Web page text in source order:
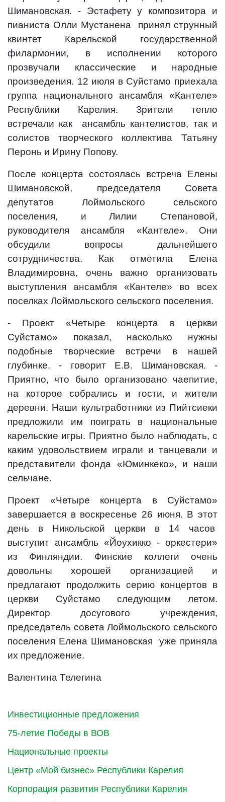
Инвестиционные предложения
75-летие Победы в ВОВ
Национальные проекты
Центр «Мой бизнес» Республики Карелия
Корпорация развития Республики Карелия
Шимановская. - Эстафету у композитора и
пианиста Олли Мустанена
принял струнный
квинтет Карельской государственной
филармонии, в исполнении которого
прозвучали классические и народные
произведения. 12 июля в Суйстамо приехала
группа национального ансамбля «Кантеле»
Республики Карелия. Зрители тепло
встречали как
ансамбль кантелистов, так и
солистов творческого коллектива Татьяну
Перонь и Ирину Попову.
После концерта состоялась встреча Елены
Шимановской, председателя Совета
депутатов Лоймольского сельского
поселения, и Лилии Степановой,
руководителя ансамбля «Кантеле». Они
обсудили вопросы дальнейшего
сотрудничества. Как отметила Елена
Владимировна, очень важно организовать
выступления ансамбля «Кантеле» во всех
поселках Лоймольского сельского поселения.
- Проект «Четыре концерта в церкви
Суйстамо» показал, насколько нужны
подобные творческие встречи в нашей
глубинке. - говорит Е.В. Шимановская. -
Приятно, что было организовано чаепитие,
на которое собрались и гости, и жители
деревни. Наши культработники из Пийтсиеки
предложили им поиграть в национальные
карельские игры. Приятно было наблюдать, с
каким удовольствием играли и танцевали и
представители фонда «Юминкеко», и наши
сельчане.
Проект «Четыре концерта в Суйстамо»
завершается в воскресенье 26 июня. В этот
день в Никольской церкви в 14 часов
выступит ансамбль «Йоухикко - оркестери»
из Финляндии. Финские коллеги очень
довольны хорошей организацией и
предлагают продолжить серию концертов в
церкви Суйстамо следующим летом.
Директор досугового учреждения,
председатель совета Лоймольского сельского
поселения Елена Шимановская
уже приняла
их предложение.
Валентина Телегина